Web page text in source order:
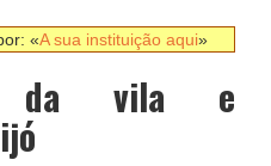
«A sua instituição aqui»
da vila e